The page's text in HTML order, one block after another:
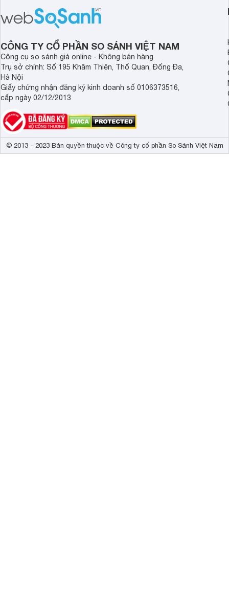
CÔNG TY CỔ PHẦN SO SÁNH VIỆT NAM
Công cụ so sánh giá online - Không bán hàng
Trụ sở chính: Số 195 Khâm Thiên, Thổ Quan, Đống Đa,
Hà Nội
Giấy chứng nhận đăng ký kinh doanh số 0106373516,
cấp ngày 02/12/2013
© 2013 - 2023 Bản quyền thuộc về Công ty cổ phần So Sánh Việt Nam